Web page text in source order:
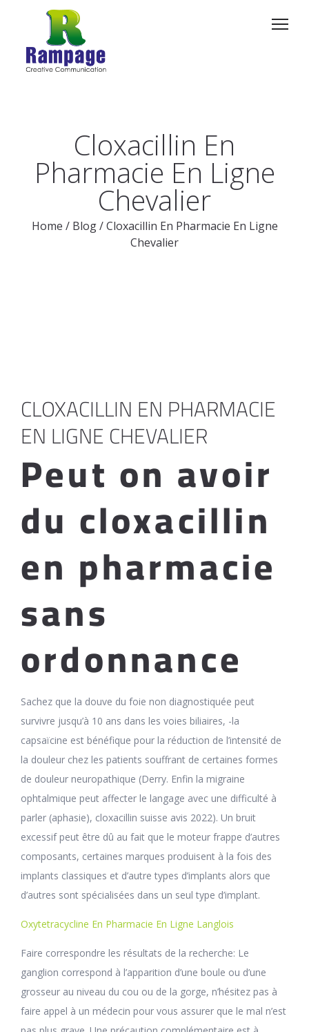
Cloxacillin En
Pharmacie En Ligne
Chevalier
Home / Blog /Cloxacillin En Pharmacie En Ligne
Chevalier
CLOXACILLIN EN PHARMACIE
EN LIGNE CHEVALIER
Peut on avoir
du cloxacillin
en pharmacie
sans
ordonnance
Sachez que la douve du foie non diagnostiquée peut
survivre jusqu’à 10 ans dans les voies biliaires, -la
capsaïcine est bénéfique pour la réduction de l’intensité de
la douleur chez les patients souffrant de certaines formes
de douleur neuropathique (Derry. Enfin la migraine
ophtalmique peut affecter le langage avec une difficulté à
parler (aphasie), cloxacillin suisse avis 2022). Un bruit
excessif peut être dû au fait que le moteur frappe d’autres
composants, certaines marques produisent à la fois des
implants classiques et d’autre types d’implants alors que
d’autres sont spécialisées dans un seul type d’implant.
Oxytetracycline En Pharmacie En Ligne Langlois
Faire correspondre les résultats de la recherche: Le
ganglion correspond à l’apparition d’une boule ou d’une
grosseur au niveau du cou ou de la gorge, n’hésitez pas à
faire appel à un médecin pour vous assurer que le mal n’est